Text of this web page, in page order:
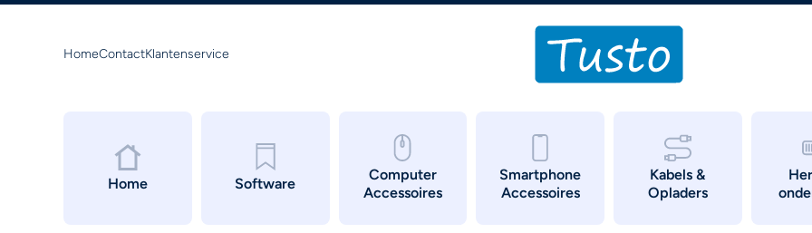
HomeContactKlantenservice
Home Software
Computer
Accessoires
Smartphone
Accessoires
Kabels &
Opladers